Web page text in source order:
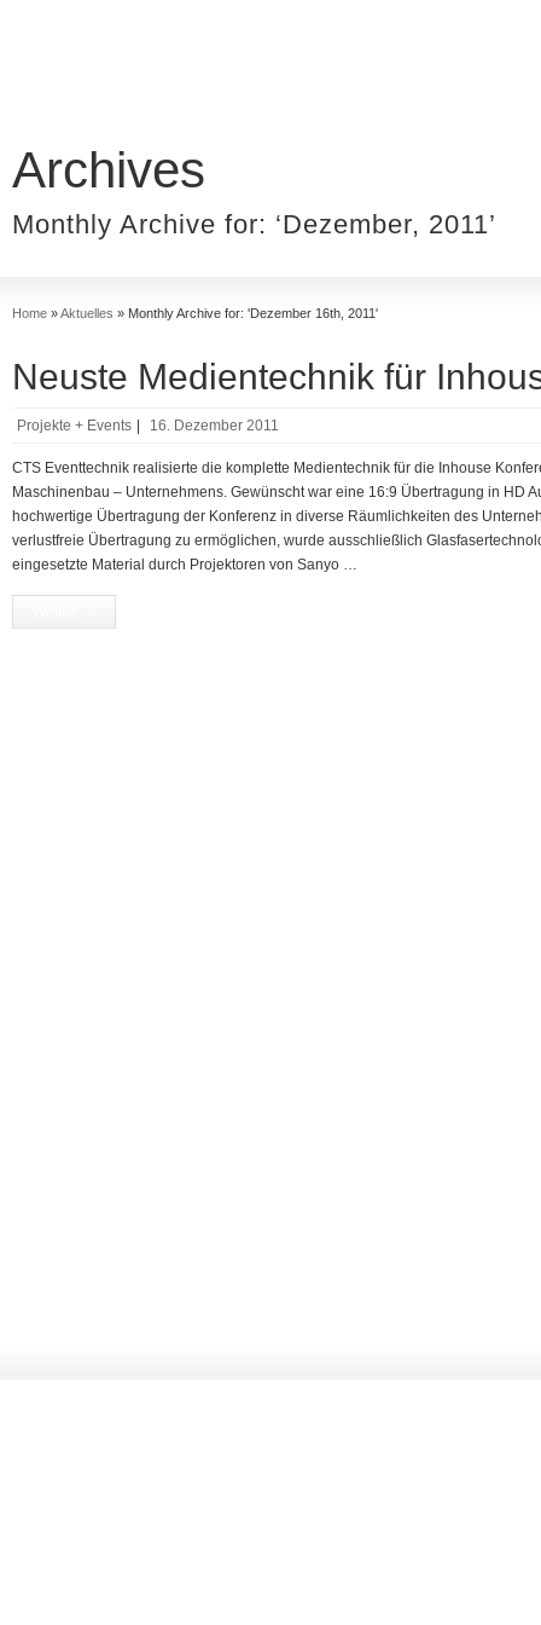
Archives
Monthly Archive for: ‘Dezember, 2011’
Home »Aktuelles » Monthly Archive for: 'Dezember 16th, 2011'
Neuste Medientechnik für
Projekte + Events 16. Dezember 2011
CTS Eventtechnik realisierte die komplette Medientechnik für die Inhouse
Maschinenbau – Unternehmens. Gewünscht war eine 16:9 Übertragung in HD
hochwertige Übertragung der Konferenz in diverse Räumlichkeiten des
verlustfreie Übertragung zu ermöglichen, wurde ausschließlich
eingesetzte Material durch Projektoren von Sanyo …